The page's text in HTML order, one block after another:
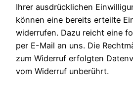
Ihrer ausdrücklichen
können eine bereits erteilte
widerrufen. Dazu reicht eine
per E-Mail an uns. Die
zum Widerruf erfolgten
vom Widerruf unberührt.